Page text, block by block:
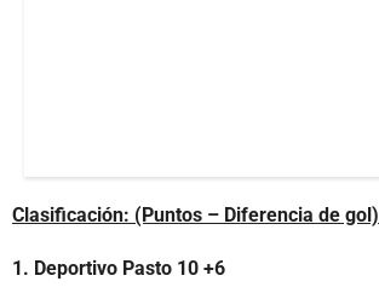
Clasificación: (Puntos – Diferencia de gol)
1. Deportivo Pasto 10 +6